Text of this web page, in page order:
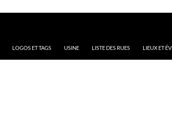
LOGOS ET TAGS USINE LISTE DES RUES LIEUX ET